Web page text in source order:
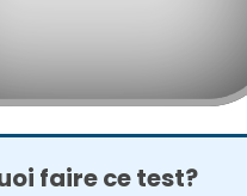
faire ce test?